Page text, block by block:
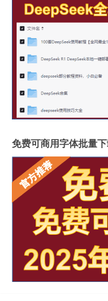
免费可商用字体批量